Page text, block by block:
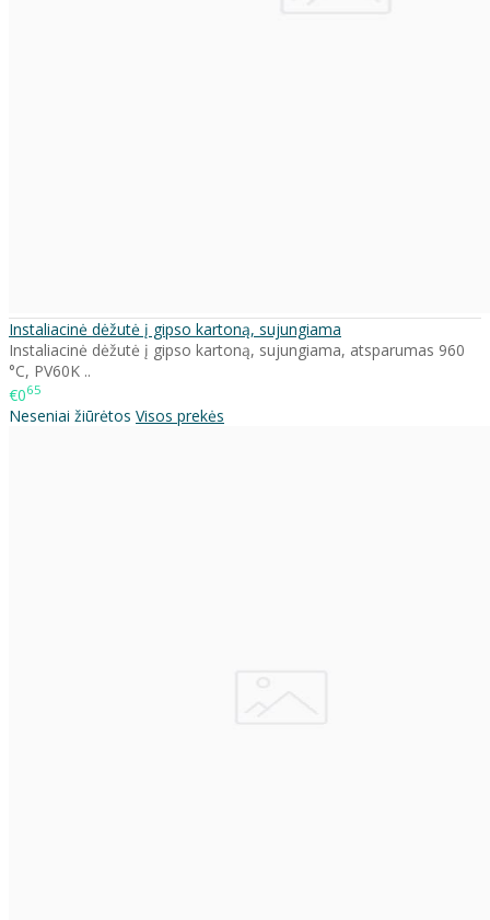
Instaliacinė dėžutė į gipso kartoną, sujungiama
Instaliacinė dėžutė į gipso kartoną, sujungiama, atsparumas 960
°C, PV60K ..
€065
Neseniai žiūrėtos Visos prekės